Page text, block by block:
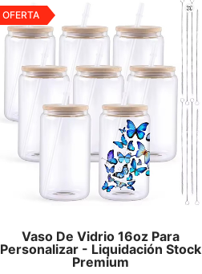
Vaso De Vidrio 16oz Para
Personalizar - Liquidación Stock
Premium
OFERTA